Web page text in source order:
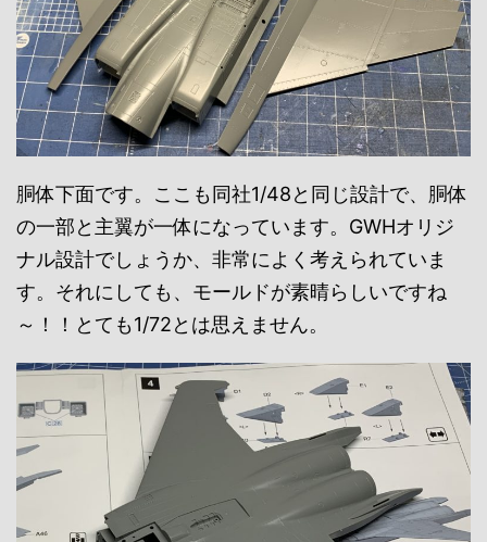
胴体下面です。ここも同社1/48と同じ設計で、胴体
の一部と主翼が一体になっています。GWHオリジ
ナル設計でしょうか、非常によく考えられていま
す。それにしても、モールドが素晴らしいですね
～！！とても1/72とは思えません。